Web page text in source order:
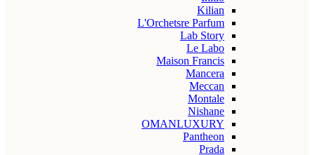
Kilian
L'Orchetsre Parfum
Lab Story
Le Labo
Maison Francis
Mancera
Meccan
Montale
Nishane
OMANLUXURY
Pantheon
Prada